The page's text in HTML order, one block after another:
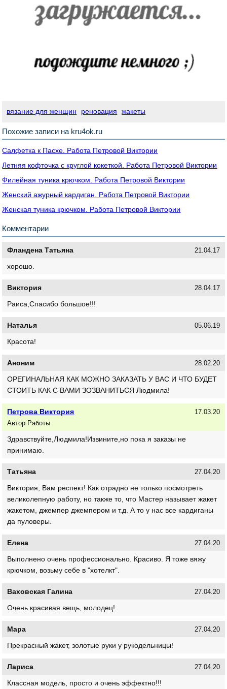
вязание для женщин реновация жакеты
Похожие записи на kru4ok.ru
Салфетка к Пасхе. Работа Петровой Виктории
Летняя кофточка с круглой кокеткой. Работа Петровой Виктории
Филейная туника крючком. Работа Петровой Виктории
Женский ажурный кардиган. Работа Петровой Виктории
Женская туника крючком. Работа Петровой Виктории
Комментарии
Фландена Татьяна 21.04.17
хорошо.
Виктория 28.04.17
Раиса,Спасибо большое!!!
Наталья 05.06.19
Красота!
Аноним 28.02.20
ОРЕГИНАЛЬНАЯ КАК МОЖНО ЗАКАЗАТЬ У ВАС И ЧТО БУДЕТ
СТОИТЬ КАК С ВАМИ ЗОЗВАНИТЬСЯ Людмила!
Петрова Виктория
Автор Работы
17.03.20
Здравствуйте,Людмила!Извините,но пока я заказы не
принимаю.
Татьяна 27.04.20
Виктория, Вам респект! Как отрадно не только посмотреть
великолепную работу, но также то, что Мастер называет жакет
жакетом, джемпер джемпером и т.д. А то у нас все кардиганы
да пуловеры.
Елена 27.04.20
Выполнено очень профессионально. Красиво. Я тоже вяжу
крючком, возьму себе в "хотелкт".
Ваховская Галина 27.04.20
Очень красивая вещь, молодец!
Мара 27.04.20
Прекрасный жакет, золотые руки у рукодельницы!
Лариса 27.04.20
Классная модель, просто и очень эффектно!!!